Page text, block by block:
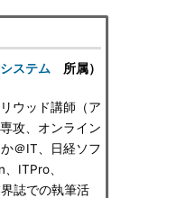
ステム 所属）
ウッド講師（ア
攻、オンライン
＠IT、日経ソフ
ITPro、
誌での執筆活